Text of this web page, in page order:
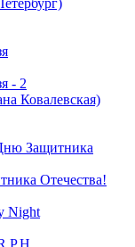
- 2
Ковалевская)
Защитника
Отечества!
Night